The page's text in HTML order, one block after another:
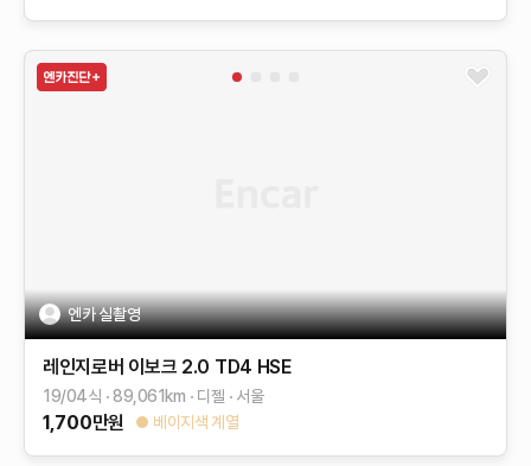
엔카 실촬영
레인지로버 이보크 2.0 TD4 HSE
19/04식 89,061 km 디젤 서울
1,700만원 베이지색 계열